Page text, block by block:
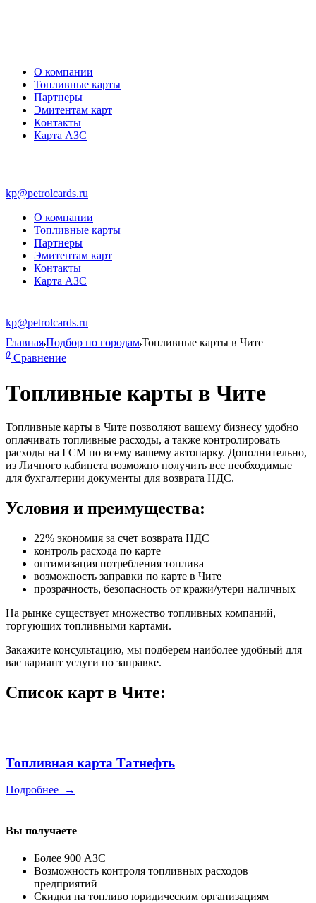
О компании
Топливные карты
Партнеры
Эмитентам карт
Контакты
Карта АЗС
kp@petrolcards.ru
О компании
Топливные карты
Партнеры
Эмитентам карт
Контакты
Карта АЗС
kp@petrolcards.ru
ГлавнаяПодбор по городамТопливные карты в Чите
0 Сравнение
Топливные карты в Чите
Топливные карты в Чите позволяют вашему бизнесу удобно
оплачивать топливные расходы, а также контролировать
расходы на ГСМ по всему вашему автопарку. Дополнительно,
из Личного кабинета возможно получить все необходимые
для бухгалтерии документы для возврата НДС.
Условия и преимущества:
22% экономия за счет возврата НДС
контроль расхода по карте
оптимизация потребления топлива
возможность заправки по карте в Чите
прозрачность, безопасность от кражи/утери наличных
На рынке существует множество топливных компаний,
торгующих топливными картами.
Закажите консультацию, мы подберем наиболее удобный для
вас вариант услуги по заправке.
Список карт в Чите:
Топливная карта Татнефть
Подробнее →
Вы получаете
Более 900 АЗС
Возможность контроля топливных расходов
предприятий
Скидки на топливо юридическим организациям